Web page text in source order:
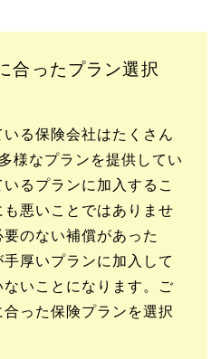
合ったプラン選択
る保険会社はたくさん
様なプランを提供してい
るプランに加入するこ
悪いことではありませ
のない補償があった
厚いプランに加入して
いことになります。ご
った保険プランを選択